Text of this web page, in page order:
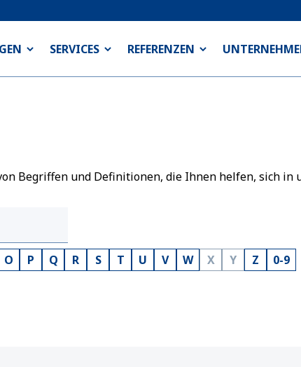
SERVICES REFERENZEN
Begriffen und Definitionen, die Ihnen helfen, sich in
O P Q R S T U V W X Y Z 0-9